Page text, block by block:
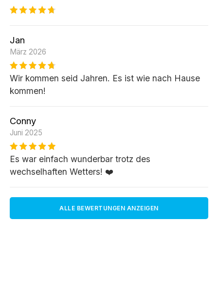
Jan
März 2026
Wir kommen seid Jahren. Es ist wie nach Hause
kommen!
Conny
Juni 2025
Es war einfach wunderbar trotz des
wechselhaften Wetters! ❤️
ALLE BEWERTUNGEN ANZEIGEN